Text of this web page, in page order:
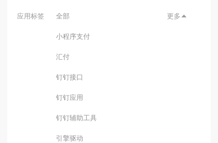
应用标签 全部
小程序支付
汇付
钉钉接口
钉钉应用
钉钉辅助工具
引擎驱动
更多 